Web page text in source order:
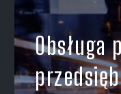
Obsługa